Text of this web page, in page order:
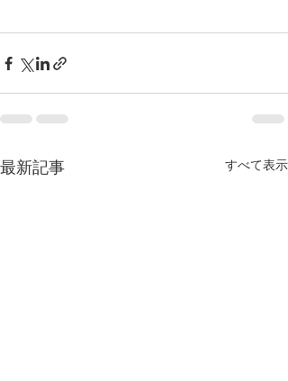
最新記事 すべて表示